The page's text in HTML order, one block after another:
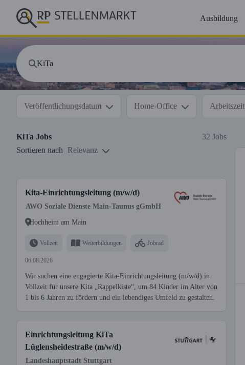
Ausbildung
Veröffentlichungsdatum Home-Office Arbeitszeit
KiTa Jobs
32 Jobs
Sortieren nach
Relevanz
Kita-Einrichtungsleitung (m/w/d)
AWO Soziale Dienste Main-Taunus gGmbH
Hochheim am Main
Vollzeit Weiterbildungen Jobrad
06.08.2026
Wir suchen eine engagierte Kita-Einrichtungsleitung (m/w/d) in
Vollzeit für unsere Kita „Rappelkiste“, um 84 Kinder im Alter von
1 bis 6 Jahren zu fördern und ein lebendiges Umfeld zu gestalten.
Einrichtungsleitung KiTa
Lüglensheidestraße (m/w/d)
Landeshauptstadt Stuttgart